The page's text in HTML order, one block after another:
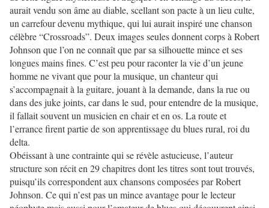
aurait vendu son âme au diable, scellant son pacte à un lieu culte,
un carrefour devenu mythique, qui lui aurait inspiré une chanson
célèbre “Crossroads”. Deux images seules donnent corps à Robert
Johnson que l’on ne connaît que par sa silhouette mince et ses
longues mains fines. C’est peu pour raconter la vie d’un jeune
hommenevivantquepour la musique, un chanteur qui
s’accompagnait à la guitare, jouant à la demande, dans la rue ou
dans des juke joints, car dans le sud, pour entendre de la musique,
il fallait souvent un musicien en chair et en os. La routeet
l’errance firent partie de son apprentissage du blues rural, roi du
delta.
Obéissant à une contrainte qui se révèle astucieuse, l’auteur
structure son récit en 29 chapitres dont les titres sont tout trouvés,
puisqu’ils correspondent aux chansons composées par Robert
Johnson. Ce qui n’est pas un mince avantage pour le lecteur